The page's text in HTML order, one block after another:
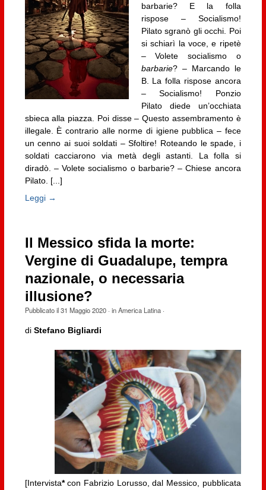
barbarie? E la folla
rispose – Socialismo!
Pilato sgranò gli occhi. Poi
si schiarì la voce, e ripetè
– Volete socialismo o
barbarie? – Marcando le
B. La folla rispose ancora
– Socialismo! Ponzio
Pilato diede un’occhiata
sbieca alla piazza. Poi disse – Questo assembramento è
illegale. È contrario alle norme di igiene pubblica – fece
un cenno ai suoi soldati – Sfoltire! Roteando le spade, i
soldati cacciarono via metà degli astanti. La folla si
diradò. – Volete socialismo o barbarie? – Chiese ancora
Pilato. [...]
Leggi →
Il Messico sfida la morte:
Vergine di Guadalupe, tempra
nazionale, o necessaria
illusione?
Pubblicato il31 Maggio 2020· inAmerica Latina·
di Stefano Bigliardi
[Intervista*con Fabrizio Lorusso, dal Messico, pubblicata